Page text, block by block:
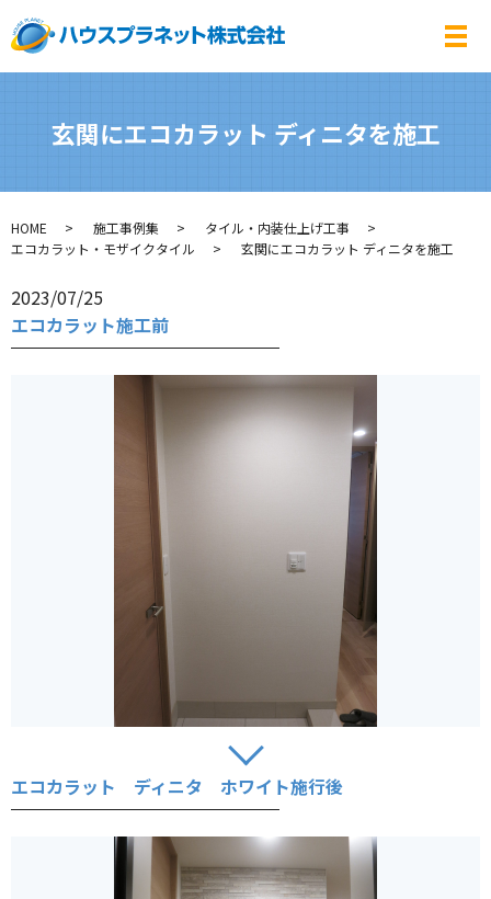
メ
玄関にエコカラット ディニタを施工
HOME 施工事例集
タイル・内装仕上げ工事
エコカラット・モザイクタイル
玄関にエコカラット ディニタを施工
2023/07/25
エコカラット施工前
エコカラット ディニタ ホワイト施行後